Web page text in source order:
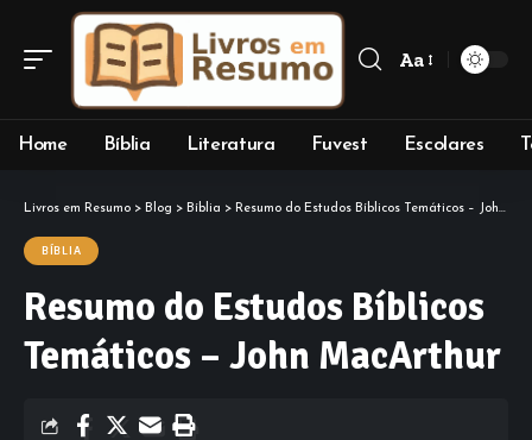
Font
Aa
Home Bíblia Literatura Fuvest Escolares
Livros em Resumo > Blog > Bíblia > Resumo do Estudos Bíblicos Temáticos – John MacArthur
BÍBLIA
Resumo do Estudos Bíblicos
Temáticos – John MacArthur